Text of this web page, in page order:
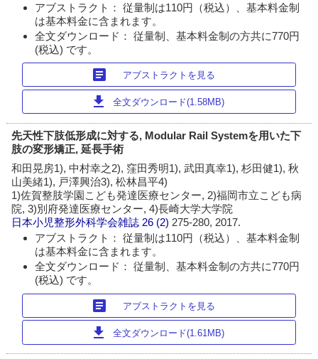
アブストラクト： 従量制は110円（税込）、基本料金制
は基本料金に含まれます。
全文ダウンロード： 従量制、基本料金制の方共に770円
(税込) です。
article アブストラクトを見る
download 全文ダウンロード(1.58MB)
先天性下肢低形成に対する, Modular Rail Systemを用いた下
肢の変形矯正, 延長手術
和田晃房1), 中村幸之2), 窪田秀明1), 武田真幸1), 杉田健1), 秋
山美緒1), 戸澤興治3), 松林昌平4)
1)佐賀整肢学園こども発達医療センター, 2)福岡市立こども病
院, 3)別府発達医療センター, 4)長崎大学大学院
日本小児整形外科学会雑誌 26 (2) 275-280, 2017.
アブストラクト： 従量制は110円（税込）、基本料金制
は基本料金に含まれます。
全文ダウンロード： 従量制、基本料金制の方共に770円
(税込) です。
article アブストラクトを見る
download 全文ダウンロード(1.61MB)